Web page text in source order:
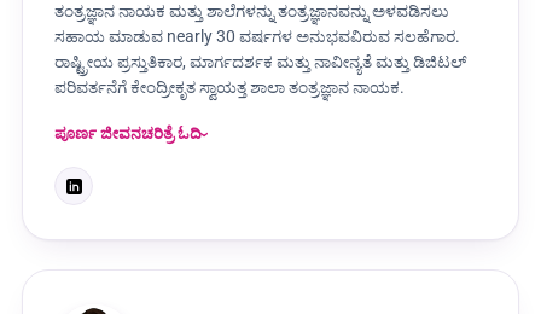
ತಂತ್ರಜ್ಞಾನ ನಾಯಕ ಮತ್ತು ಶಾಲೆಗಳನ್ನು ತಂತ್ರಜ್ಞಾನವನ್ನು ಅಳವಡಿಸಲು
ಸಹಾಯ ಮಾಡುವ nearly 30 ವರ್ಷಗಳ ಅನುಭವವಿರುವ ಸಲಹೆಗಾರ.
ರಾಷ್ಟ್ರೀಯ ಪ್ರಸ್ತುತಿಕಾರ, ಮಾರ್ಗದರ್ಶಕ ಮತ್ತು ನಾವೀನ್ಯತೆ ಮತ್ತು ಡಿಜಿಟಲ್
ಪರಿವರ್ತನೆಗೆ ಕೇಂದ್ರೀಕೃತ ಸ್ವಾಯತ್ತ ಶಾಲಾ ತಂತ್ರಜ್ಞಾನ ನಾಯಕ.
ಪೂರ್ಣ ಜೀವನಚರಿತ್ರೆ ಓದಿ